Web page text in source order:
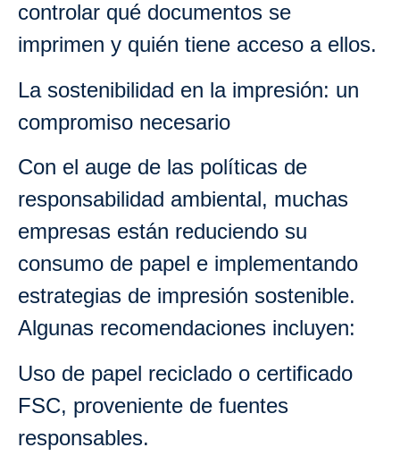
controlar qué documentos se
imprimen y quién tiene acceso a ellos.
La sostenibilidad en la impresión: un
compromiso necesario
Con el auge de las políticas de
responsabilidad ambiental, muchas
empresas están reduciendo su
consumo de papel e implementando
estrategias de impresión sostenible.
Algunas recomendaciones incluyen:
Uso de papel reciclado o certificado
FSC, proveniente de fuentes
responsables.